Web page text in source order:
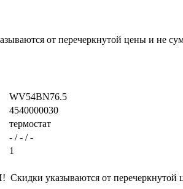
от перечеркнутой цены и не
WV54BN76.5
4540000030
термостат
- / - / -
1
от перечеркнутой